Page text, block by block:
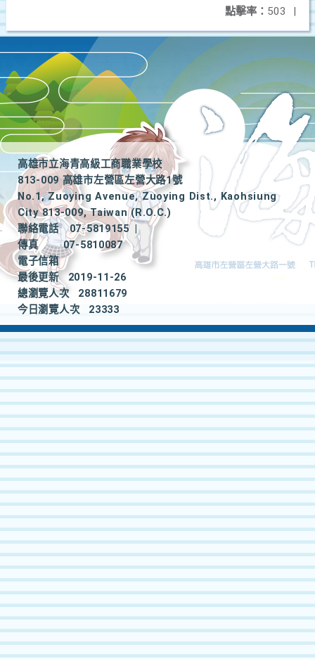
點擊率： 503 |
高雄市立海青高級工商職業學校
813-009 高雄市左營區左營大路1號
No.1, Zuoying Avenue, Zuoying Dist., Kaohsiung
City 813-009, Taiwan (R.O.C.)
聯絡電話
07-5819155
|
傳真
07-5810087
電子信箱
最後更新
2019-11-26
總瀏覽人次
28811679
今日瀏覽人次
23333